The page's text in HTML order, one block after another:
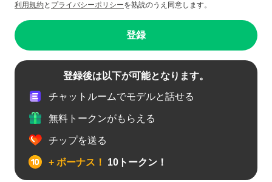
利用規約と プライバシーポリシーを熟読のうえ同意します。
登録
登録後は以下が可能となります。
チャットルームでモデルと話せる
無料トークンがもらえる
チップを送る
+ ボーナス！ 10トークン！